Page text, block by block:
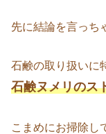
先に結論を言っち
石鹸の取り扱いに
石鹸ヌメリのス
こまめにお掃除し